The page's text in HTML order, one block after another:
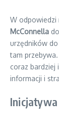
W odpowiedzi
McConnella
urzędników do
tam przebywa.
coraz bardziej
informacji i